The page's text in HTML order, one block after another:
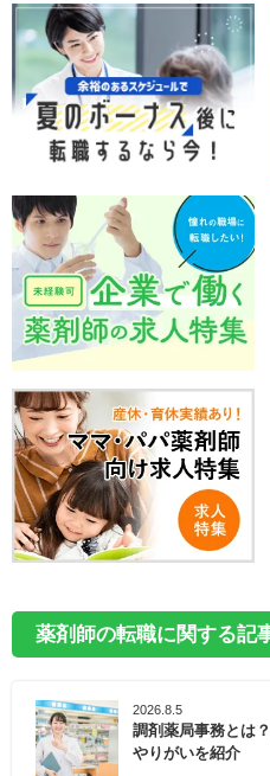
薬剤師の転職に関する記
2026.8.5
調剤薬局事務とは
やりがいを紹介